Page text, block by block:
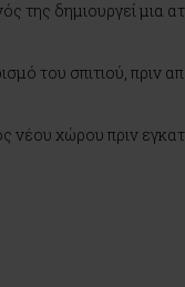
της δημιουργεί μια
του σπιτιού, πριν
νέου χώρου πριν